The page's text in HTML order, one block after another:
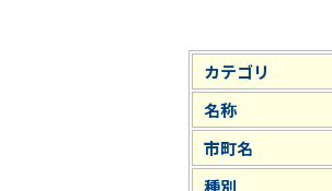
カテゴリ
名称
市町名
種別